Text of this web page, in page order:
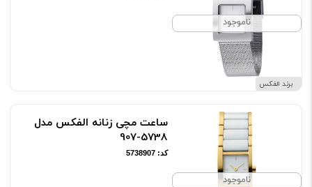
ناموجود
برند الفکس
ناموجود
ساعت مچی زنانه الفکس مدل
5738-907
کد: 5738907